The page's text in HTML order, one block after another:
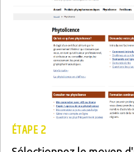
ÉTAPE 2